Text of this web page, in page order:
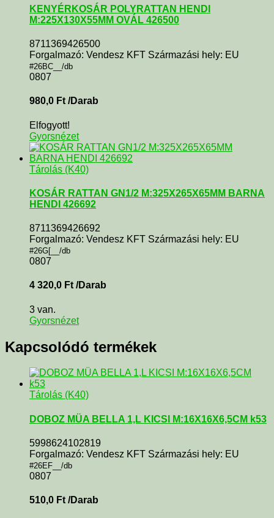
KENYÉRKOSÁR POLYRATTAN HENDI
M:225X130X55MM OVÁL 426500
8711369426500
Forgalmazó: Vendesz KFT Származási hely: EU
#26BC__/db
0807
980,0 Ft /Darab
Elfogyott!
Gyorsnézet
Tárolás (K40)
KOSÁR RATTAN GN1/2 M:325X265X65MM BARNA
HENDI 426692
8711369426692
Forgalmazó: Vendesz KFT Származási hely: EU
#26G[__/db
0807
4 320,0 Ft /Darab
3 van.
Gyorsnézet
Kapcsolódó termékek
Tárolás (K40)
DOBOZ MÜA BELLA 1,L KICSI M:16X16X6,5CM k53
5998624102819
Forgalmazó: Vendesz KFT Származási hely: EU
#26EF__/db
0807
510,0 Ft /Darab